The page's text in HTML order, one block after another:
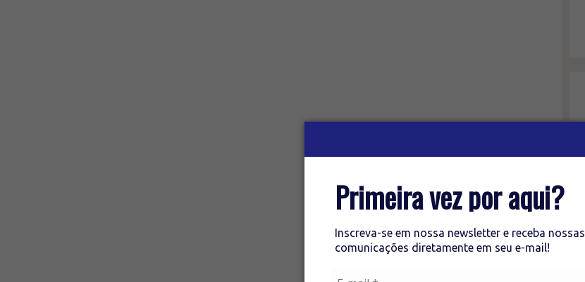
Primeira vez por aqui?
Inscreva-se em nossa newsletter e receba nossas
comunicações diretamente em seu e-mail!